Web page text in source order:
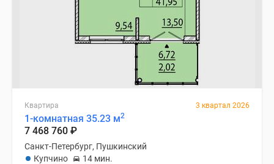
Квартира 3 квартал 2026
1-комнатная 35.23 м2
7 468 760 ₽
Санкт-Петербург, Пушкинский
Купчино
14 мин.